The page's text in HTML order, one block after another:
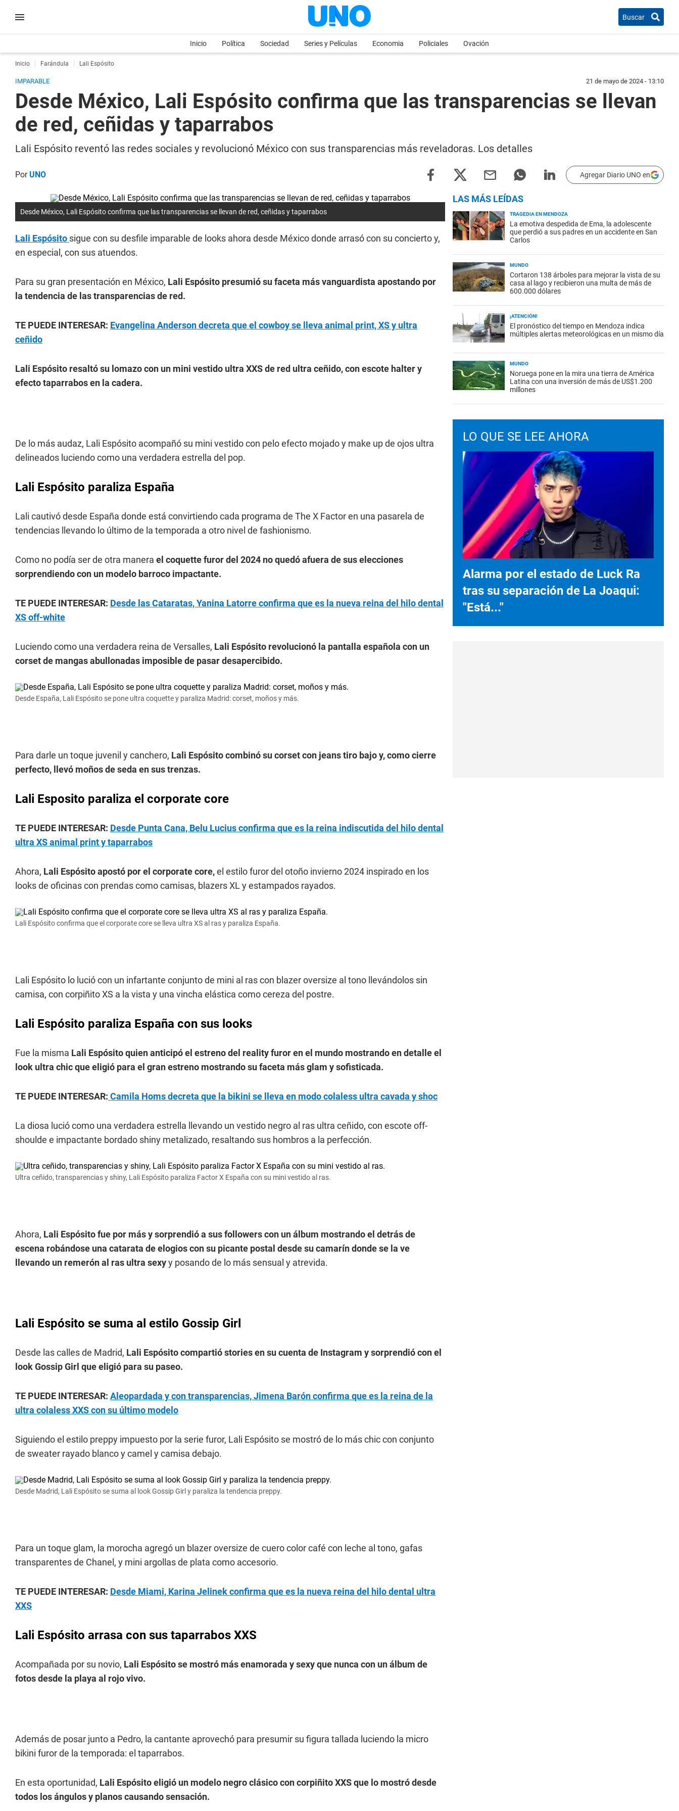
Buscar
Inicio Política Sociedad Series y Películas Economia Policiales Ovación
Inicio Farándula Lali Espósito
IMPARABLE 21 de mayo de 2024 - 13:10
Desde México, Lali Espósito confirma que las transparencias se llevan
de red, ceñidas y taparrabos
Lali Espósito reventó las redes sociales y revolucionó México con sus transparencias más reveladoras. Los detalles
PorUNO Agregar Diario UNO en
Desde México, Lali Espósito confirma que las transparencias se llevan de red, ceñidas y taparrabos
Lali Espósito sigue con su desfile imparable de looks ahora desde México donde arrasó con su concierto y,
en especial, con sus atuendos.
Para su gran presentación en México, Lali Espósito presumió su faceta más vanguardista apostando por
la tendencia de las transparencias de red.
TE PUEDE INTERESAR: Evangelina Anderson decreta que el cowboy se lleva animal print, XS y ultra
ceñido
Lali Espósito resaltó su lomazo con un mini vestido ultra XXS de red ultra ceñido, con escote halter y
efecto taparrabos en la cadera.
De lo más audaz, Lali Espósito acompañó su mini vestido con pelo efecto mojado y make up de ojos ultra
delineados luciendo como una verdadera estrella del pop.
Lali Espósito paraliza España
Lali cautivó desde España donde está convirtiendo cada programa de The X Factor en una pasarela de
tendencias llevando lo último de la temporada a otro nivel de fashionismo.
Como no podía ser de otra manera el coquette furor del 2024 no quedó afuera de sus elecciones
sorprendiendo con un modelo barroco impactante.
TE PUEDE INTERESAR: Desde las Cataratas, Yanina Latorre confirma que es la nueva reina del hilo dental
XS off-white
Luciendo como una verdadera reina de Versalles, Lali Espósito revolucionó la pantalla española con un
corset de mangas abullonadas imposible de pasar desapercibido.
Desde España, Lali Espósito se pone ultra coquette y paraliza Madrid: corset, moños y más.
Para darle un toque juvenil y canchero, Lali Espósito combinó su corset con jeans tiro bajo y, como cierre
perfecto, llevó moños de seda en sus trenzas.
Lali Esposito paraliza el corporate core
TE PUEDE INTERESAR: Desde Punta Cana, Belu Lucius confirma que es la reina indiscutida del hilo dental
ultra XS animal print y taparrabos
Ahora, Lali Espósito apostó por el corporate core,el estilo furor del otoño invierno 2024 inspirado en los
looks de oficinas con prendas como camisas, blazers XL y estampados rayados.
Lali Espósito confirma que el corporate core se lleva ultra XS al ras y paraliza España.
Lali Espósito lo lució con un infartante conjunto de mini al ras con blazer oversize al tono llevándolos sin
camisa, con corpiñito XS a la vista y una vincha elástica como cereza del postre.
Lali Espósito paraliza España con sus looks
Fue la misma Lali Espósito quien anticipó el estreno del reality furor en el mundo mostrando en detalle el
look ultra chic que eligió para el gran estreno mostrando su faceta más glam y sofisticada.
TE PUEDE INTERESAR: Camila Homs decreta que la bikini se lleva en modo colaless ultra cavada y shoc
La diosa lució como una verdadera estrella llevando un vestido negro al ras ultra ceñido, con escote off-
shoulde e impactante bordado shiny metalizado, resaltando sus hombros a la perfección.
Ultra ceñido, transparencias y shiny, Lali Espósito paraliza Factor X España con su mini vestido al ras.
Ahora, Lali Espósito fue por más y sorprendió a sus followers con un álbum mostrando el detrás de
escena robándose una catarata de elogios con su picante postal desde su camarín donde se la ve
llevando un remerón al ras ultra sexyy posando de lo más sensual y atrevida.
Lali Espósito se suma al estilo Gossip Girl
Desde las calles de Madrid, Lali Espósito compartió stories en su cuenta de Instagram y sorprendió con el
look Gossip Girl que eligió para su paseo.
TE PUEDE INTERESAR: Aleopardada y con transparencias, Jimena Barón confirma que es la reina de la
ultra colaless XXS con su último modelo
Siguiendo el estilo preppy impuesto por la serie furor, Lali Espósito se mostró de lo más chic con conjunto
de sweater rayado blanco y camel y camisa debajo.
Desde Madrid, Lali Espósito se suma al look Gossip Girl y paraliza la tendencia preppy.
Para un toque glam, la morocha agregó un blazer oversize de cuero color café con leche al tono, gafas
transparentes de Chanel, y mini argollas de plata como accesorio.
TE PUEDE INTERESAR: Desde Miami, Karina Jelinek confirma que es la nueva reina del hilo dental ultra
XXS
Lali Espósito arrasa con sus taparrabos XXS
Acompañada por su novio, Lali Espósito se mostró más enamorada y sexy que nunca con un álbum de
fotos desde la playa al rojo vivo.
Además de posar junto a Pedro, la cantante aprovechó para presumir su figura tallada luciendo la micro
bikini furor de la temporada: el taparrabos.
En esta oportunidad, Lali Espósito eligió un modelo negro clásico con corpiñito XXS que lo mostró desde
todos los ángulos y planos causando sensación.
LAS MÁS LEÍDAS
TRAGEDIA EN MENDOZA
La emotiva despedida de Ema, la adolescente
que perdió a sus padres en un accidente en San
Carlos
MUNDO
Cortaron 138 árboles para mejorar la vista de su
casa al lago y recibieron una multa de más de
600.000 dólares
¡ATENCIÓN!
El pronóstico del tiempo en Mendoza indica
múltiples alertas meteorológicas en un mismo día
MUNDO
Noruega pone en la mira una tierra de América
Latina con una inversión de más de US$1.200
millones
LO QUE SE LEE AHORA
Alarma por el estado de Luck Ra
tras su separación de La Joaqui:
"Está..."